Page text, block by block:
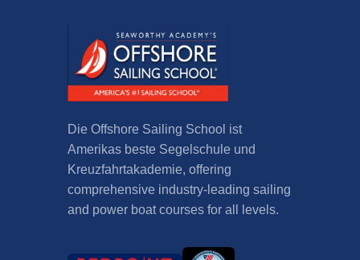
Die Offshore Sailing School ist
Amerikas beste Segelschule und
Kreuzfahrtakademie, offering
comprehensive industry-leading sailing
and power boat courses for all levels.